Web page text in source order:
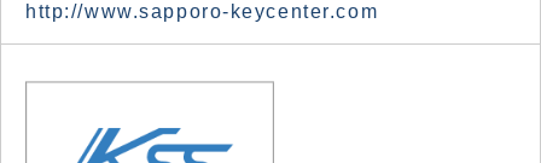
http://www.sapporo-keycenter.com